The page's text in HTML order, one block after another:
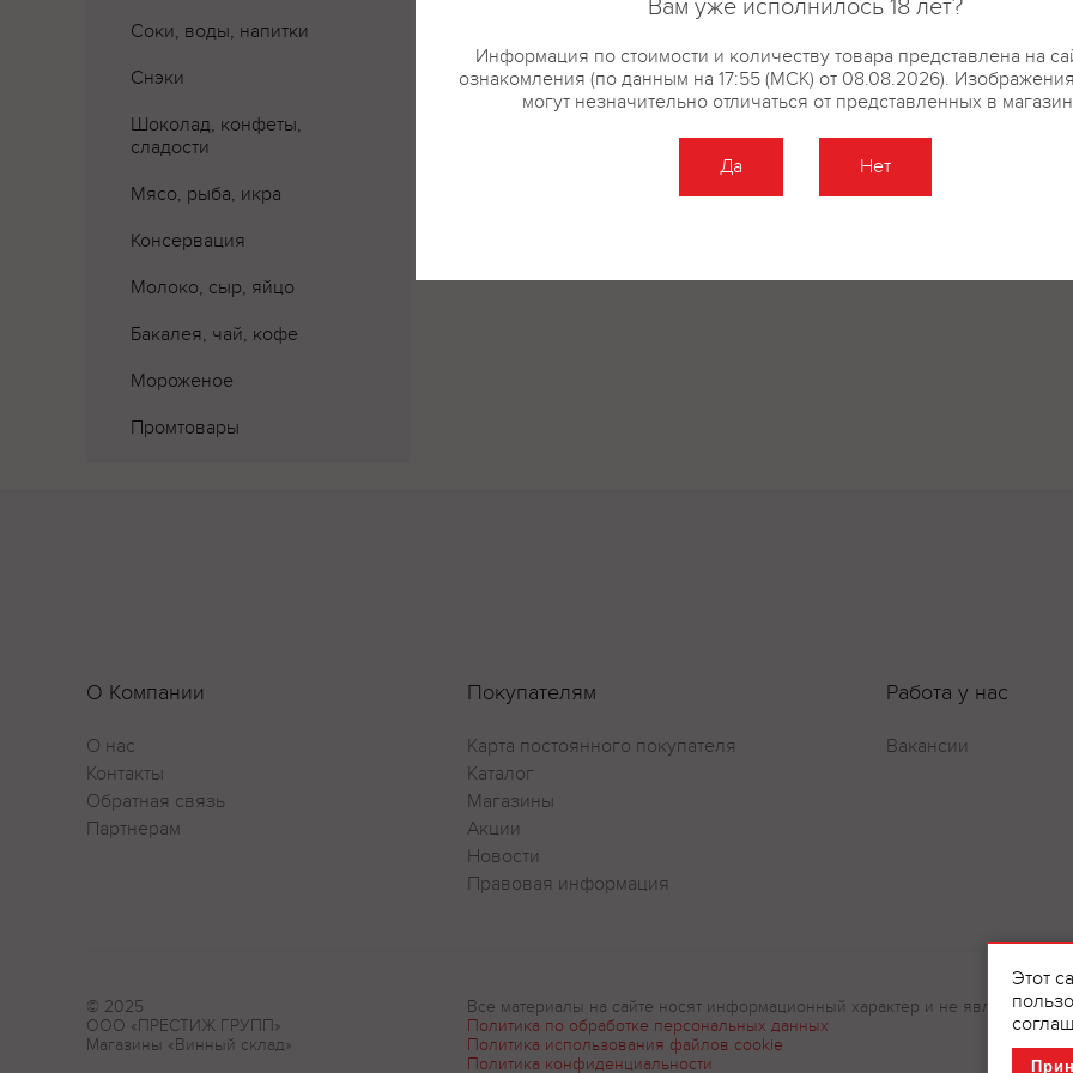
Соки, воды, напитки
Снэки
Шоколад, конфеты,
сладости
Мясо, рыба, икра
Консервация
Молоко, сыр, яйцо
Бакалея, чай, кофе
Мороженое
Промтовары
О Компании
О нас
Контакты
Обратная связь
Партнерам
Покупателям
Карта постоянного покупателя
Каталог
Магазины
Акции
Новости
Правовая информация
Работа у нас
Вакансии
© 2025
ООО «ПРЕСТИЖ ГРУПП»
Магазины «Винный склад»
Все материалы на сайте носят информационный характер и не являются
Политика по обработке персональных данных
Политика использования файлов cookie
Политика конфиденциальности
Этот
Вам уже исполнилось 18 лет?
Информация по стоимости и количеству товара представлена на
ознакомления (по данным на 17:55 (МСК) от 08.08.2026).
могут незначительно отличаться от представленных в
Да Нет